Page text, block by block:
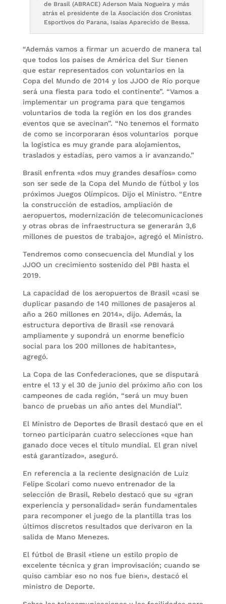
de Brasil (ABRACE) Aderson Maia Nogueira y más
atrás el presidente de la Asociación dos Cronistas
Esportivos do Parana, Isaias Aparecido de Bessa.
“Además vamos a firmar un acuerdo de manera tal
que todos los países de América del Sur tienen
que estar representados con voluntarios en la
Copa del Mundo de 2014 y los JJOO de Río porque
será una fiesta para todo el continente”. “Vamos a
implementar un programa para que tengamos
voluntarios de toda la región en los dos grandes
eventos que se avecinan”. “No tenemos el formato
de como se incorporaran ésos voluntarios porque
la logística es muy grande para alojamientos,
traslados y estadías, pero vamos a ir avanzando.”
Brasil enfrenta «dos muy grandes desafíos» como
son ser sede de la Copa del Mundo de fútbol y los
próximos Juegos Olímpicos. Dijo el Ministro. “Entre
la construcción de estadios, ampliación de
aeropuertos, modernización de telecomunicaciones
y otras obras de infraestructura se generarán 3,6
millones de puestos de trabajo», agregó el Ministro.
Tendremos como consecuencia del Mundial y los
JJOO un crecimiento sostenido del PBI hasta el
2019.
La capacidad de los aeropuertos de Brasil «casi se
duplicar pasando de 140 millones de pasajeros al
año a 260 millones en 2014», dijo. Además, la
estructura deportiva de Brasil «se renovará
ampliamente y supondrá un enorme beneficio
social para los 200 millones de habitantes»,
agregó.
La Copa de las Confederaciones, que se disputará
entre el 13 y el 30 de junio del próximo año con los
campeones de cada región, “será un muy buen
banco de pruebas un año antes del Mundial”.
El Ministro de Deportes de Brasil destacó que en el
torneo participarán cuatro selecciones «que han
ganado doce veces el título mundial. El gran nivel
está garantizado», aseguró.
En referencia a la reciente designación de Luiz
Felipe Scolari como nuevo entrenador de la
selección de Brasil, Rebelo destacó que su «gran
experiencia y personalidad» serán fundamentales
para recomponer el juego de la plantilla tras los
últimos discretos resultados que derivaron en la
salida de Mano Menezes.
El fútbol de Brasil «tiene un estilo propio de
excelente técnica y gran improvisación; cuando se
quiso cambiar eso no nos fue bien», destacó el
ministro de Deporte.